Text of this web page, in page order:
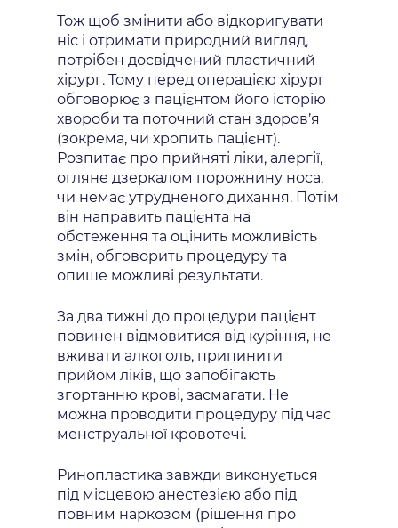
Тож щоб змінити або відкоригувати
ніс і отримати природний вигляд,
потрібен досвідчений пластичний
хірург. Тому перед операцією хірург
обговорює з пацієнтом його історію
хвороби та поточний стан здоров’я
(зокрема, чи хропить пацієнт).
Розпитає про прийняті ліки, алергії,
огляне дзеркалом порожнину носа,
чи немає утрудненого дихання. Потім
він направить пацієнта на
обстеження та оцінить можливість
змін, обговорить процедуру та
опише можливі результати.
За два тижні до процедури пацієнт
повинен відмовитися від куріння, не
вживати алкоголь, припинити
прийом ліків, що запобігають
згортанню крові, засмагати. Не
можна проводити процедуру під час
менструальної кровотечі.
Ринопластика завжди виконується
під місцевою анестезією або під
повним наркозом (рішення про